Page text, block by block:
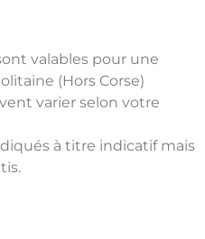
valables pour une
(Hors Corse)
varier selon votre
à titre indicatif mais